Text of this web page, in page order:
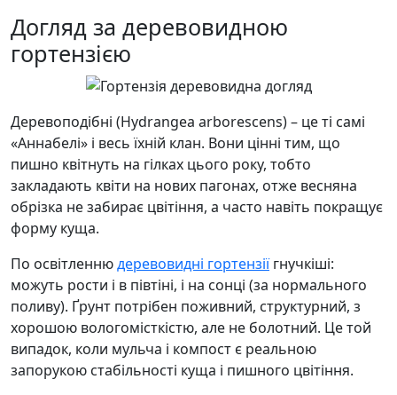
Догляд за деревовидною
гортензією
Деревоподібні (Hydrangea arborescens) – це ті самі
«Аннабелі» і весь їхній клан. Вони цінні тим, що
пишно квітнуть на гілках цього року, тобто
закладають квіти на нових пагонах, отже весняна
обрізка не забирає цвітіння, а часто навіть покращує
форму куща.
По освітленнюдеревовидні гортензіїгнучкіші:
можуть рости і в півтіні, і на сонці (за нормального
поливу). Ґрунт потрібен поживний, структурний, з
хорошою вологомісткістю, але не болотний. Це той
випадок, коли мульча і компост є реальною
запорукою стабільності куща і пишного цвітіння.